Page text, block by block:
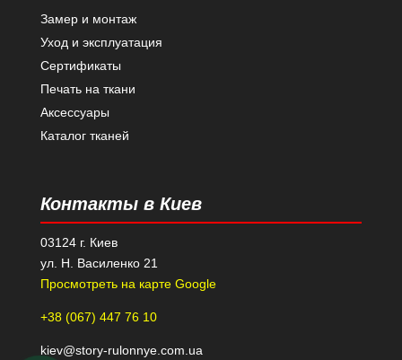
Замер и монтаж
Уход и эксплуатация
Сертификаты
Печать на ткани
Аксессуары
Каталог тканей
Контакты в Киев
03124 г. Киев
ул. Н. Василенко 21
Просмотреть на карте Google
+38 (067) 447 76 10
kiev@story-rulonnye.com.ua